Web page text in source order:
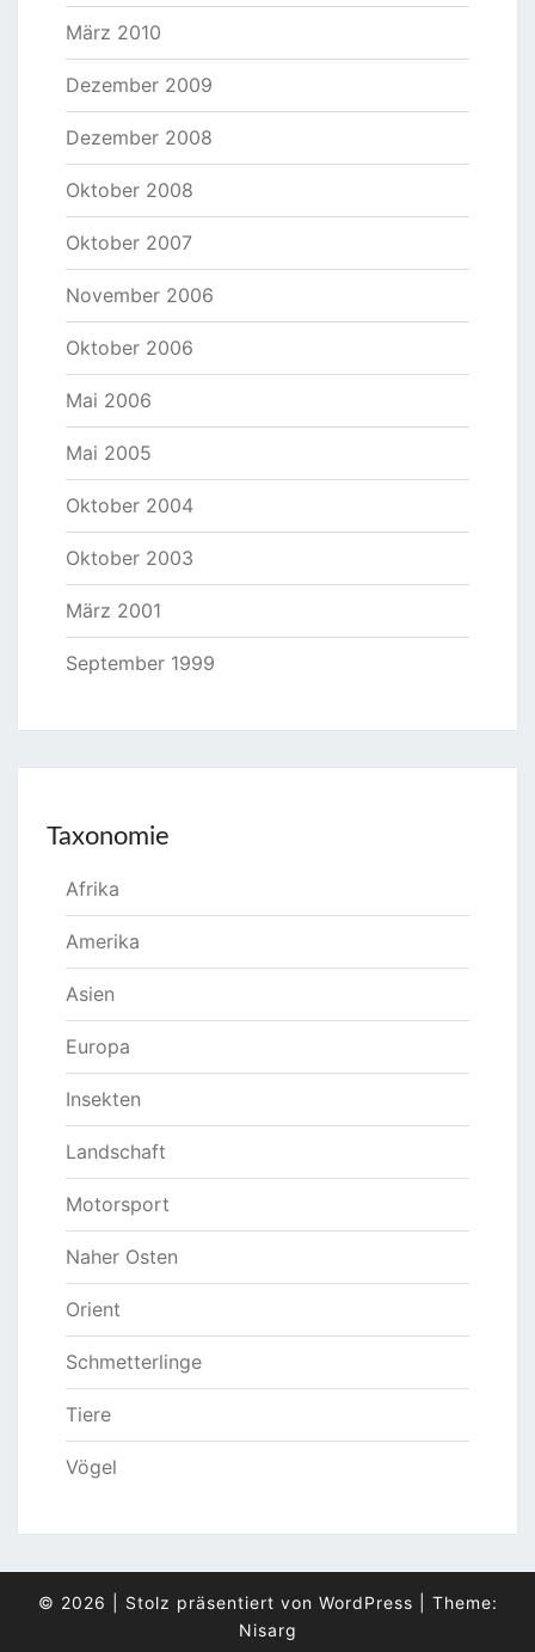
März 2010
Dezember 2009
Dezember 2008
Oktober 2008
Oktober 2007
November 2006
Oktober 2006
Mai 2006
Mai 2005
Oktober 2004
Oktober 2003
März 2001
September 1999
Taxonomie
Afrika
Amerika
Asien
Europa
Insekten
Landschaft
Motorsport
Naher Osten
Orient
Schmetterlinge
Tiere
Vögel
© 2026 Stolz präsentiert von WordPress
Theme:
Nisarg